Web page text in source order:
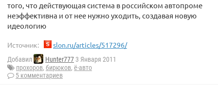
того, что действующая система в российском автопроме
неэффективна и от нее нужно уходить, создавая новую
идеологию
Источник: slon.ru/articles/517296/
Добавил Hunter777 3 Января 2011
прохоров, бирюков, ё-авто
5 комментариев